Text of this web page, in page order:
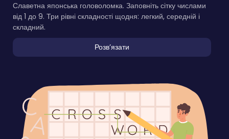
Славетна японська головоломка. Заповніть сітку числами
від 1 до 9. Три рівні складності щодня: легкий, середній і
складний.
Розвʼязати